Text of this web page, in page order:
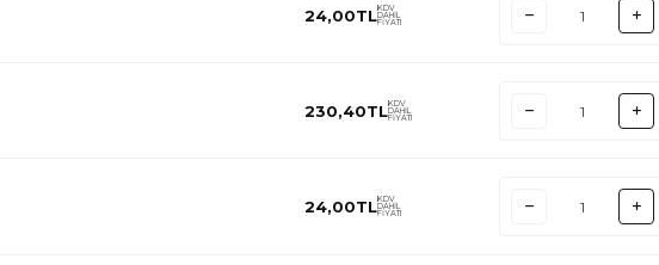
24,00TLKDV
DAHİL
FİYATI
230,40TLKDV
DAHİL
FİYATI
24,00TLKDV
DAHİL
FİYATI